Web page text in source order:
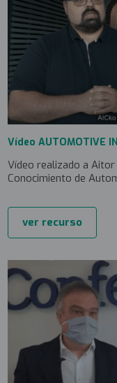
Vídeo AUTOMOTIVE
Vídeo realizado a
Conocimiento de
ver recurso